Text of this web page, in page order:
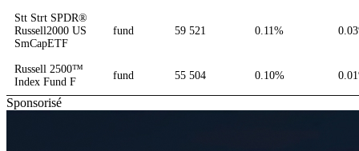
Stt Strt SPDR®
Russell2000 US
SmCapETF
fund 59 521 0.11%
Russell 2500™
Index Fund F
fund 55 504 0.10%
Sponsorisé